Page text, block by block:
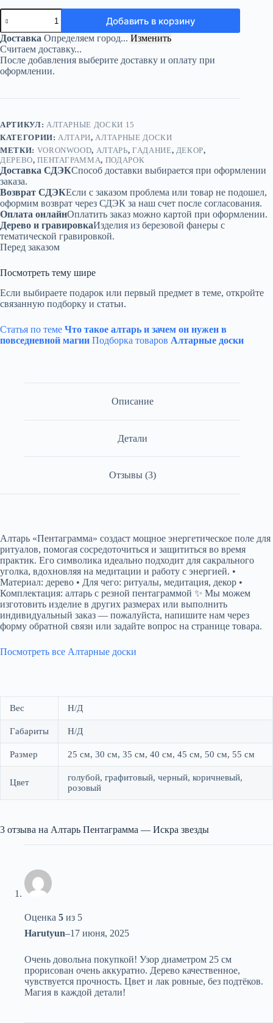
Количество
товара
Алтарь
Пентаграмма
—
Искра
звезды
Добавить в корзину
Доставка Определяем город... Изменить
Считаем доставку...
После добавления выберите доставку и оплату при
оформлении.
АРТИКУЛ: АЛТАРНЫЕ ДОСКИ 15
КАТЕГОРИИ:АЛТАРИ,АЛТАРНЫЕ ДОСКИ
МЕТКИ: VORONWOOD, АЛТАРЬ, ГАДАНИЕ, ДЕКОР,
ДЕРЕВО,ПЕНТАГРАММА, ПОДАРОК
Доставка СДЭКСпособ доставки выбирается при оформлении
заказа.
Возврат СДЭКЕсли с заказом проблема или товар не подошел,
оформим возврат через СДЭК за наш счет после согласования.
Оплата онлайнОплатить заказ можно картой при оформлении.
Дерево и гравировкаИзделия из березовой фанеры с
тематической гравировкой.
Перед заказом
Посмотреть тему шире
Если выбираете подарок или первый предмет в теме, откройте
связанную подборку и статьи.
Статья по теме Что такое алтарь и зачем он нужен в
повседневной магии Подборка товаров Алтарные доски
Описание
Детали
Отзывы (3)
Алтарь «Пентаграмма» создаст мощное энергетическое поле для
ритуалов, помогая сосредоточиться и защититься во время
практик. Его символика идеально подходит для сакрального
уголка, вдохновляя на медитации и работу с энергией. •
Материал: дерево • Для чего: ритуалы, медитация, декор •
Комплектация: алтарь с резной пентаграммой ✨ Мы можем
изготовить изделие в других размерах или выполнить
индивидуальный заказ — пожалуйста, напишите нам через
форму обратной связи или задайте вопрос на странице товара.
Посмотреть все Алтарные доски
Вес Н/Д
Габариты Н/Д
Размер 25 см, 30 см, 35 см, 40 см, 45 см, 50 см, 55 см
Цвет
голубой, графитовый, черный, коричневый,
розовый
3 отзыва на Алтарь Пентаграмма — Искра звезды
Оценка 5 из 5
Harutyun–17 июня, 2025
Очень довольна покупкой! Узор диаметром 25 см
прорисован очень аккуратно. Дерево качественное,
чувствуется прочность. Цвет и лак ровные, без подтёков.
Магия в каждой детали!